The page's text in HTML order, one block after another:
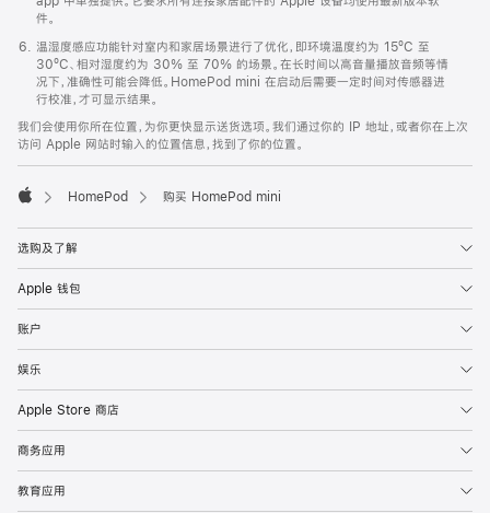
件。
温湿度感应功能针对室内和家居场景进行了优化，即环境温度约为 15ºC 至
30ºC、相对湿度约为 30% 至 70% 的场景。在长时间以高音量播放音频等情
况下，准确性可能会降低。HomePod mini 在启动后需要一定时间对传感器进
行校准，才可显示结果。
我们会使用你所在位置，为你更快显示送货选项。我们通过你的 IP 地址，或者你在上次
访问 Apple 网站时输入的位置信息，找到了你的位置。
HomePod 购买 HomePod mini
选购及了解
Apple 钱包
账户
娱乐
Apple Store 商店
商务应用
教育应用